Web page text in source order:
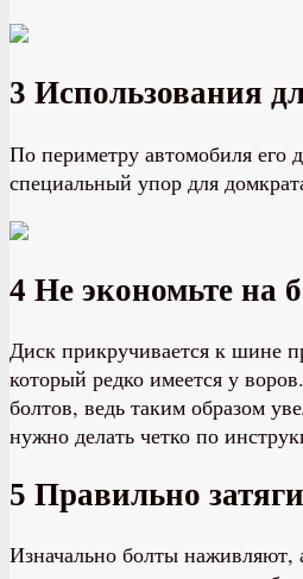
3 Использования
По периметру автомобиля его
специальный упор для
4 Не экономьте на
Диск прикручивается к шине
который редко имеется у
болтов, ведь таким образом
нужно делать четко по
5 Правильно
Изначально болты наживляют,